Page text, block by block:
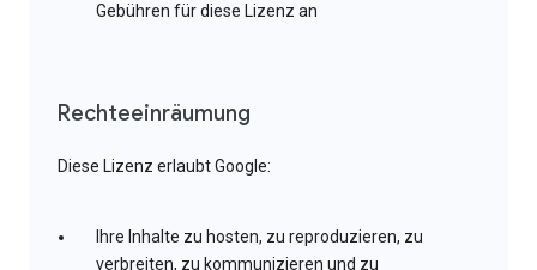
Gebühren für diese Lizenz an
Rechteeinräumung
Diese Lizenz erlaubt Google:
Ihre Inhalte zu hosten, zu reproduzieren, zu
verbreiten, zu kommunizieren und zu